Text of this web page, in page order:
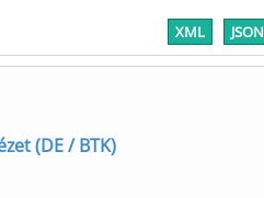
XML JSON
(DE / BTK)